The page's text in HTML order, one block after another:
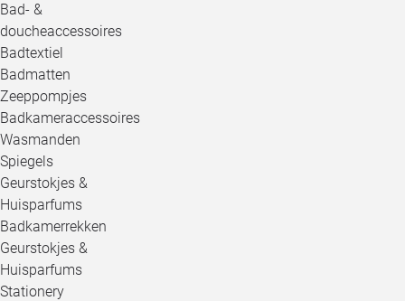
Bad- &
doucheaccessoires
Badtextiel
Badmatten
Zeeppompjes
Badkameraccessoires
Wasmanden
Spiegels
Geurstokjes &
Huisparfums
Badkamerrekken
Geurstokjes &
Huisparfums
Stationery